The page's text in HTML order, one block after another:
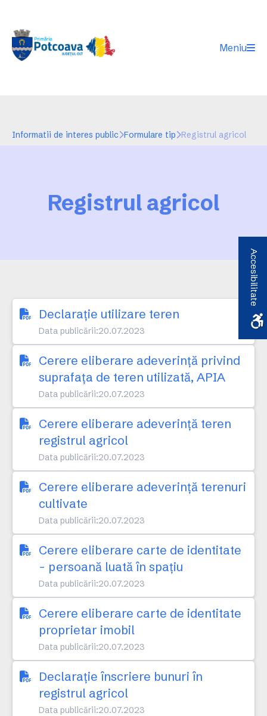
Meniu
Informatii de interes public Formulare tip Registrul agricol
Registrul agricol
Declarație utilizare teren
Data publicării:20.07.2023
Cerere eliberare adeverință privind
suprafața de teren utilizată, APIA
Data publicării:20.07.2023
Cerere eliberare adeverință teren
registrul agricol
Data publicării:20.07.2023
Cerere eliberare adeverință terenuri
cultivate
Data publicării:20.07.2023
Cerere eliberare carte de identitate
- persoană luată în spațiu
Data publicării:20.07.2023
Cerere eliberare carte de identitate
proprietar imobil
Data publicării:20.07.2023
Declarație înscriere bunuri în
registrul agricol
Data publicării:20.07.2023
Accesibilitate